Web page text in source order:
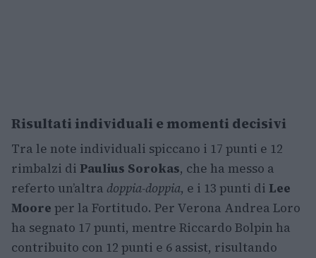
Risultati individuali e momenti decisivi
Tra le note individuali spiccano i 17 punti e 12
rimbalzi di Paulius Sorokas, che ha messo a
referto un’altra doppia-doppia, e i 13 punti di Lee
Moore per la Fortitudo. Per Verona Andrea Loro
ha segnato 17 punti, mentre Riccardo Bolpin ha
contribuito con 12 punti e 6 assist, risultando